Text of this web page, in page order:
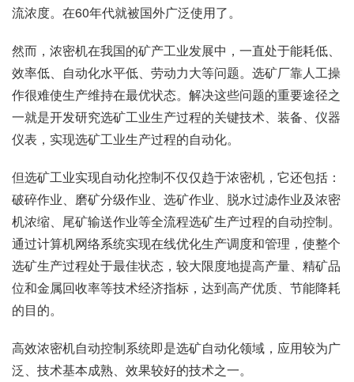
流浓度。在60年代就被国外广泛使用了。
然而，浓密机在我国的矿产工业发展中，一直处于能耗低、
效率低、自动化水平低、劳动力大等问题。选矿厂靠人工操
作很难使生产维持在最优状态。解决这些问题的重要途径之
一就是开发研究选矿工业生产过程的关键技术、装备、仪器
仪表，实现选矿工业生产过程的自动化。
但选矿工业实现自动化控制不仅仅趋于浓密机，它还包括：
破碎作业、磨矿分级作业、选矿作业、脱水过滤作业及浓密
机浓缩、尾矿输送作业等全流程选矿生产过程的自动控制。
通过计算机网络系统实现在线优化生产调度和管理，使整个
选矿生产过程处于最佳状态，较大限度地提高产量、精矿品
位和金属回收率等技术经济指标，达到高产优质、节能降耗
的目的。
高效浓密机自动控制系统即是选矿自动化领域，应用较为广
泛、技术基本成熟、效果较好的技术之一。